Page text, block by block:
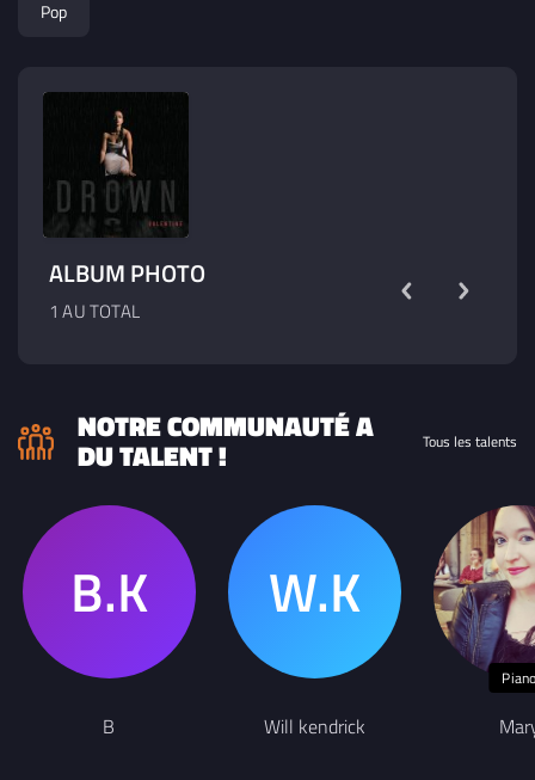
Pop
ALBUM PHOTO
1 AU TOTAL
NOTRE COMMUNAUTÉ A
DU TALENT ! Tous les talents
B Will kendrick